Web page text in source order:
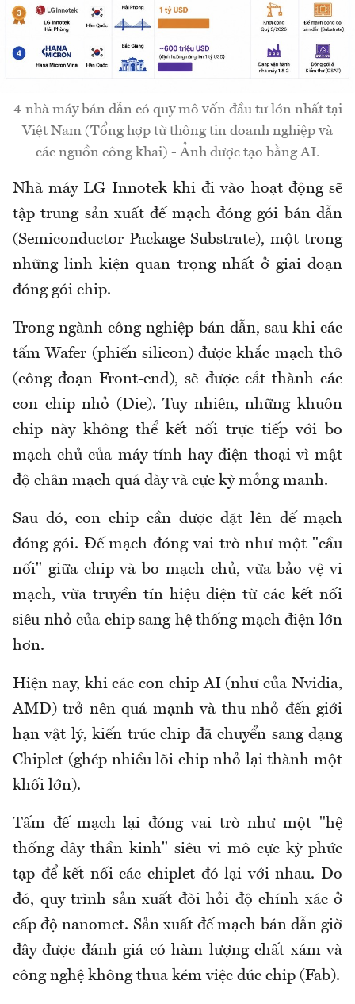
4 nhà máy bán dẫn có quy mô vốn đầu tư lớn nhất tại
Việt Nam (Tổng hợp từ thông tin doanh nghiệp và
các nguồn công khai) - Ảnh được tạo bằng AI.
Nhà máy LG Innotek khi đi vào hoạt động sẽ
tập trung sản xuất đế mạch đóng gói bán dẫn
(Semiconductor Package Substrate), một trong
những linh kiện quan trọng nhất ở giai đoạn
đóng gói chip.
Trong ngành công nghiệp bán dẫn, sau khi các
tấm Wafer (phiến silicon) được khắc mạch thô
(công đoạn Front-end), sẽ được cắt thành các
con chip nhỏ (Die). Tuy nhiên, những khuôn
chip này không thể kết nối trực tiếp với bo
mạch chủ của máy tính hay điện thoại vì mật
độ chân mạch quá dày và cực kỳ mỏng manh.
Sau đó, con chip cần được đặt lên đế mạch
đóng gói. Đế mạch đóng vai trò như một "cầu
nối" giữa chip và bo mạch chủ, vừa bảo vệ vi
mạch, vừa truyền tín hiệu điện từ các kết nối
siêu nhỏ của chip sang hệ thống mạch điện lớn
hơn.
Hiện nay, khi các con chip AI (như của Nvidia,
AMD) trở nên quá mạnh và thu nhỏ đến giới
hạn vật lý, kiến trúc chip đã chuyển sang dạng
Chiplet (ghép nhiều lõi chip nhỏ lại thành một
khối lớn).
Tấm đế mạch lại đóng vai trò như một "hệ
thống dây thần kinh" siêu vi mô cực kỳ phức
tạp để kết nối các chiplet đó lại với nhau. Do
đó, quy trình sản xuất đòi hỏi độ chính xác ở
cấp độ nanomet. Sản xuất đế mạch bán dẫn giờ
đây được đánh giá có hàm lượng chất xám và
công nghệ không thua kém việc đúc chip (Fab).